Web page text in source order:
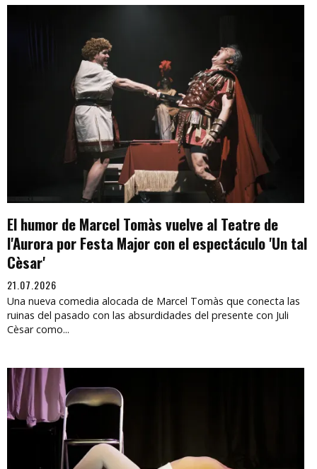
El humor de Marcel Tomàs vuelve al Teatre de
l'Aurora por Festa Major con el espectáculo 'Un tal
Cèsar'
21.07.2026
Una nueva comedia alocada de Marcel Tomàs que conecta las
ruinas del pasado con las absurdidades del presente con Juli
Cèsar como...